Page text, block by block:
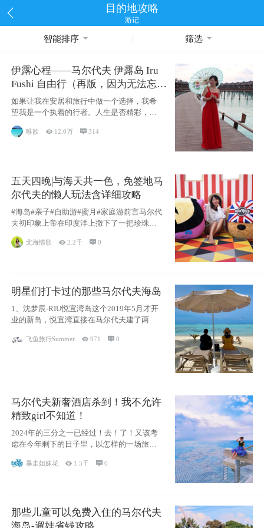
目的地攻略
游记
智能排序 筛选
伊露心程——马尔代夫 伊露岛 Iru
Fushi 自由行（再版，因为无法忘却
的留恋）
如果让我在安居和旅行中做一个选择，我希
望我是一个执着的行者。人生是否精彩，都
源于自己
唯歆  12.0万  314
五天四晚|与海天共一色，免签地马
尔代夫的懒人玩法含详细攻略
#海岛#亲子#自助游#蜜月#家庭游前言马尔代
夫初印象上帝在印度洋上撒下了一把珍珠，
北海情歌 2.2千 0
明星们打卡过的那些马尔代夫海岛
1、沈梦辰-RIU悦宜湾岛这个2019年5月才开
业的新岛，悦宜湾直接在马尔代夫建了两
飞鱼旅行Summer 971 0
马尔代夫新奢酒店杀到！我不允许
精致girl不知道！
2024年的三分之一已经过！去！了！又该考
虑在今年剩下的日子里，以怎样的一场旅行
暴走姐妹花  1.5千 0
那些儿童可以免费入住的马尔代夫